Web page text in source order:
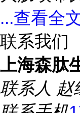
...查看全
联系我们
上海森肽
联系人 赵